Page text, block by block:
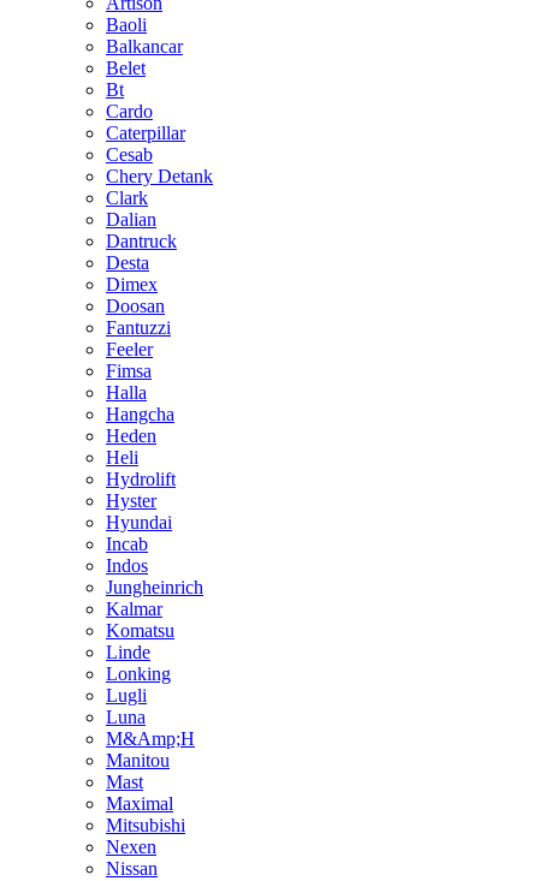
Baoli
Balkancar
Belet
Bt
Cardo
Caterpillar
Cesab
Chery Detank
Clark
Dalian
Dantruck
Desta
Dimex
Doosan
Fantuzzi
Feeler
Fimsa
Halla
Hangcha
Heden
Heli
Hydrolift
Hyster
Hyundai
Incab
Indos
Jungheinrich
Kalmar
Komatsu
Linde
Lonking
Lugli
Luna
M&Amp;H
Manitou
Mast
Maximal
Mitsubishi
Nexen
Nissan